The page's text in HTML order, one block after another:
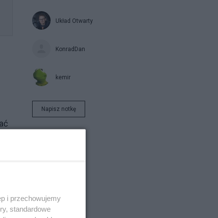
Układ Otwarty
KonradDan
kemir
Napisz notkę
i przechowujemy
standardowe